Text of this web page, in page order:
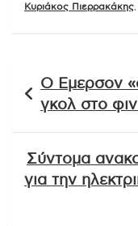
Κυριάκος Πιερρακάκης
άρθρων
Ο Εμερσον
γκολ στο
Σύντομα
για την